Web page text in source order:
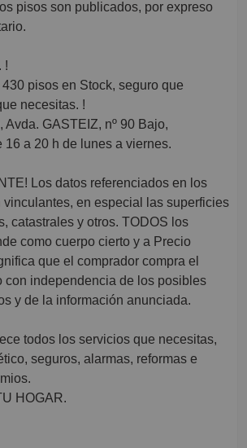
pisos son publicados, por expreso
!
pisos en Stock, seguro que
necesitas. !
Avda. GASTEIZ, nº 90 Bajo,
16 a 20 h de lunes a viernes.
Los datos referenciados en los
en especial las superficies
catastrales y otros. TODOS los
como cuerpo cierto y a Precio
que el comprador compra el
con independencia de los posibles
y de la información anunciada.
todos los servicios que necesitas,
seguros, alarmas, reformas e
HOGAR.